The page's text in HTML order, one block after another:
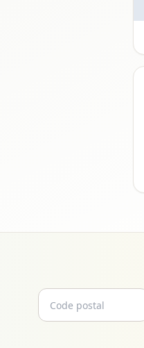
Code postal
Email